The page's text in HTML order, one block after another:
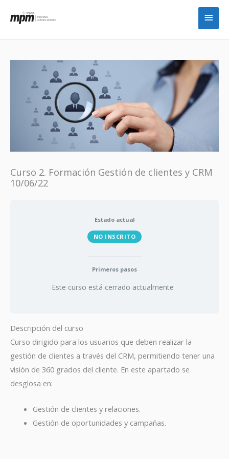
Curso 2. Formación Gestión de clientes y CRM
10/06/22
Estado actual
NO INSCRITO
Primeros pasos
Este curso está cerrado actualmente
Descripción del curso
Curso dirigido para los usuarios que deben realizar la
gestión de clientes a través del CRM, permitiendo tener una
visión de 360 grados del cliente. En este apartado se
desglosa en:
Gestión de clientes y relaciones.
Gestión de oportunidades y campañas.